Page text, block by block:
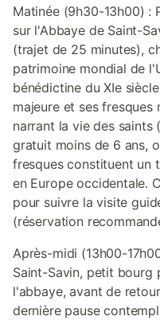
Matinée (9h30-13h00) :
sur l'Abbaye de Saint-
(trajet de 25 minutes),
patrimoine mondial de
bénédictine du XIe
majeure et ses fresques
narrant la vie des
gratuit moins de 6 ans,
fresques constituent un
en Europe occidentale.
pour suivre la visite
(réservation
Après-midi (13h00-
Saint-Savin, petit
l'abbaye, avant de
dernière pause